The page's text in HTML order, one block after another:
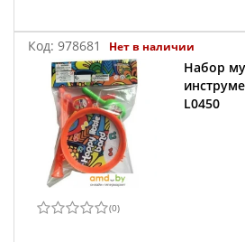
Код: 978681 Нет в наличии
Набор
L0450
(0)